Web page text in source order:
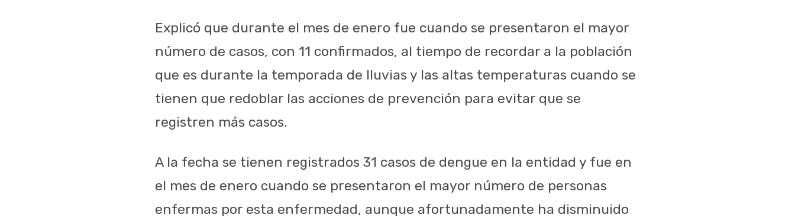
Explicó que durante el mes de enero fue cuando se presentaron el mayor
número de casos, con 11 confirmados, al tiempo de recordar a la población
que es durante la temporada de lluvias y las altas temperaturas cuando se
tienen que redoblar las acciones de prevención para evitar que se
registren más casos.
A la fecha se tienen registrados 31 casos de dengue en la entidad y fue en
el mes de enero cuando se presentaron el mayor número de personas
enfermas por esta enfermedad, aunque afortunadamente ha disminuido